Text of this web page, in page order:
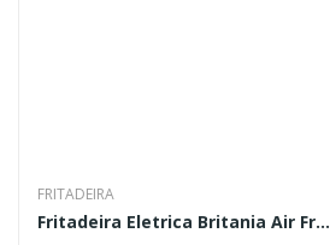
FRITADEIRA
Fritadeira Eletrica Britania Air Fr...